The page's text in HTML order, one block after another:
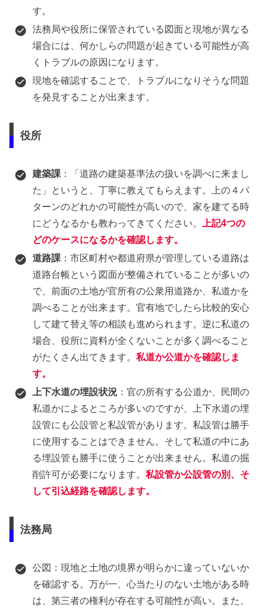
す。
法務局や役所に保管されている図面と現地が異なる
場合には、何かしらの問題が起きている可能性が高
くトラブルの原因になります。
現地を確認することで、トラブルになりそうな問題
を発見することが出来ます。
役所
建築課 ：「道路の建築基準法の扱いを調べに来まし
た」というと、丁寧に教えてもらえます。上の４パ
ターンのどれかの可能性が高いので、家を建てる時
にどうなるかも教わってきてください。
上記4つの
どのケースになるかを確認します。
道路課 ：市区町村や都道府県が管理している道路は
道路台帳という図面が整備されていることが多いの
で、前面の土地が官所有の公衆用道路か、私道かを
調べることが出来ます。官有地でしたら比較的安心
して建て替え等の相談も進められます。逆に私道の
場合、役所に資料が全くないことが多く調べること
がたくさん出てきます。私道か公道かを確認しま
す。
上下水道の埋設状況 ：官の所有する公道か、民間の
私道かによるところが多いのですが、上下水道の埋
設管にも公設管と私設管があります。私設管は勝手
に使用することはできません。そして私道の中にあ
る埋設管も勝手に使うことが出来ません。私道の掘
削許可が必要になります。私設管か公設管の別、そ
して引込経路を確認します。
法務局
公図：現地と土地の境界が明らかに違っていないか
を確認する。万が一、心当たりのない土地がある時
は、第三者の権利が存在する可能性が高い。また、